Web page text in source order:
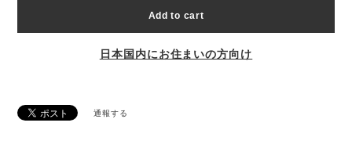
Add to cart
日本国内にお住まいの方向け
通報する